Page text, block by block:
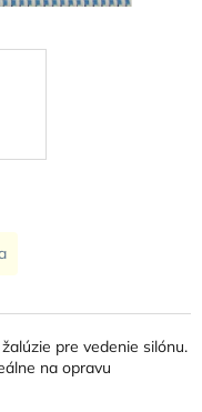
pre vedenie silónu.
na opravu